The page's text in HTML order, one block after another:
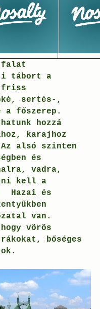
falat
tábort a
friss
, sertés-,
a főszerep .
hozzá
, karajhoz
alsó szinten
és
vadra,
kell a
Hazai és
van.
vörös
bőséges